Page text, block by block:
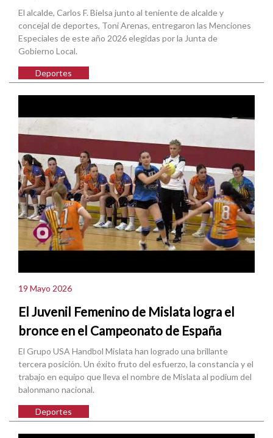
El alcalde, Carlos F. Bielsa junto al teniente de alcalde y
concejal de deportes, Toni Arenas, entregaron las Menciones
Especiales de este año 2026 elegidas por la Junta de
Gobierno Local.
Deportes
19 Mayo 2026
El Juvenil Femenino de Mislata logra el
bronce en el Campeonato de España
El Grupo USA Handbol Mislata han logrado una brillante
tercera posición. Un éxito fruto del esfuerzo, la constancia y el
trabajo en equipo que lleva el nombre de Mislata al podium del
balonmano nacional.
Deportes